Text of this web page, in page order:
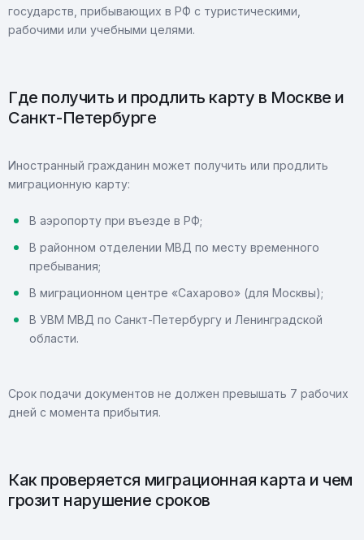
государств, прибывающих в РФ с туристическими,
рабочими или учебными целями.
Где получить и продлить карту в Москве и
Санкт-Петербурге
Иностранный гражданин может получить или продлить
миграционную карту:
В аэропорту при въезде в РФ;
В районном отделении МВД по месту временного
пребывания;
В миграционном центре «Сахарово» (для Москвы);
В УВМ МВД по Санкт-Петербургу и Ленинградской
области.
Срок подачи документов не должен превышать 7 рабочих
дней с момента прибытия.
Как проверяется миграционная карта и чем
грозит нарушение сроков